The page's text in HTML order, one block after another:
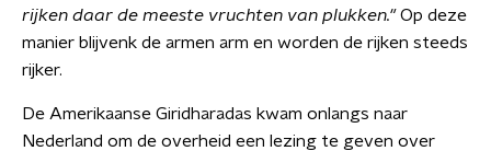
rijken daar de meeste vruchten van plukken."Op deze
manier blijvenk de armen arm en worden de rijken steeds
rijker.
De Amerikaanse Giridharadas kwam onlangs naar
Nederland om de overheid een lezing te geven over